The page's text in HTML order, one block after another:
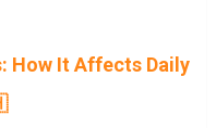
How It Affects Daily